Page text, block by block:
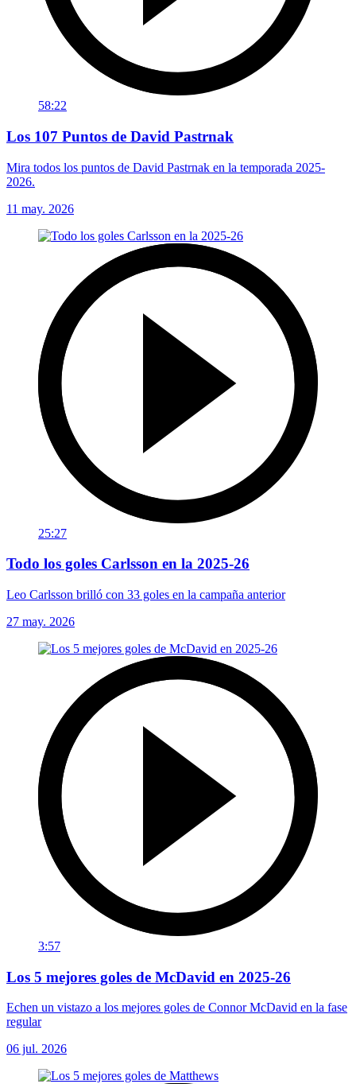
58:22
Los 107 Puntos de David Pastrnak
Mira todos los puntos de David Pastrnak en la temporada 2025-
2026.
11 may. 2026
25:27
Todo los goles Carlsson en la 2025-26
Leo Carlsson brilló con 33 goles en la campaña anterior
27 may. 2026
3:57
Los 5 mejores goles de McDavid en 2025-26
Echen un vistazo a los mejores goles de Connor McDavid en la fase
regular
06 jul. 2026